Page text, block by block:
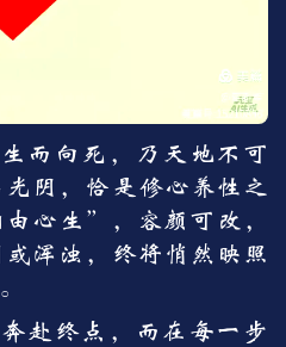
而向死，乃天地不可
阴，恰是修心养性之
心生”，容颜可改，
浑浊，终将悄然映照
赴终点，而在每一步